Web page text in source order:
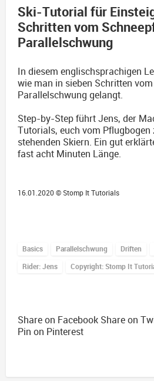
Ski-Tutorial für
Schritten vom
Parallelschwung
In diesem englischsprachigen
wie man in sieben Schritten
Parallelschwung gelangt.
Step-by-Step führt Jens, der
Tutorials, euch vom
stehenden Skiern. Ein gut
fast acht Minuten Länge.
16.01.2020 © Stomp It Tutorials
Basics Parallelschwung Driften
Rider: Jens Copyright: Stomp It
Share on Facebook Share on
Pin on Pinterest